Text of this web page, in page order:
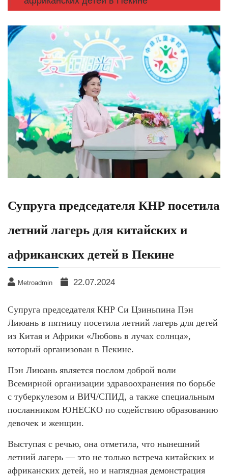
Супруга председателя КНР посетила
летний лагерь для китайских и
африканских детей в Пекине
Metroadmin 22.07.2024
Супруга председателя КНР Си Цзиньпина Пэн
Лиюань в пятницу посетила летний лагерь для детей
из Китая и Африки «Любовь в лучах солнца»,
который организован в Пекине.
Пэн Лиюань является послом доброй воли
Всемирной организации здравоохранения по борьбе
с туберкулезом и ВИЧ/СПИД, а также специальным
посланником ЮНЕСКО по содействию образованию
девочек и женщин.
Выступая с речью, она отметила, что нынешний
летний лагерь — это не только встреча китайских и
африканских детей, но и наглядная демонстрация